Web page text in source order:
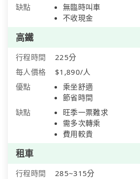
缺點
無臨時叫車
不收現金
高鐵
行程時間
225分
每人價格
$1,890/人
優點
乘坐舒適
節省時間
缺點
旺季一票難求
需多次轉乘
費用較貴
租車
行程時間
285~315分